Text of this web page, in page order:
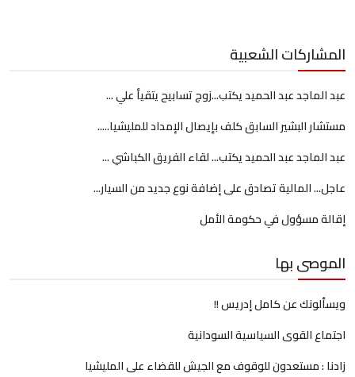
المشاركات الشعبية
عبد الماجد عبد الحميد يكتب...زوج تسابيح يتقيأ علي ...
مستشار البشير السابق كلف بإيصال الإمداد للمليشيا.....
عبد الماجد عبد الحميد يكتب... لقاء الفريق الكباشي ...
عاجل... المالية تصادق على إضافة نوع جديد من السيار...
إقالة مسؤول في حكومة الأمل
الموصى بها
ويسألونك عن كامل إدريس !!
اجتماع القوى السياسية السودانية
زادنا : مستعدون للوقوف مع الجيش للقضاء على المليشيا